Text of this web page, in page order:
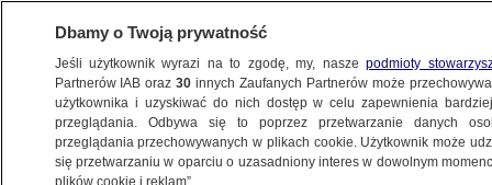
BIZNES
ZE ŚWIATA
Dbamy o Twoją prywatność
Jeśli użytkownik wyrazi na to zgodę, my, naszepodmioty
Partnerów IAB oraz30 innych Zaufanych Partnerów może
użytkownika i uzyskiwać do nich dostęp w celu zapewnienia
przeglądania. Odbywa się to poprzez przetwarzanie danych
przeglądania przechowywanych w plikach cookie. Użytkownik może
się przetwarzaniu w oparciu o uzasadniony interes w dowolnym
plików cookie i reklam”.